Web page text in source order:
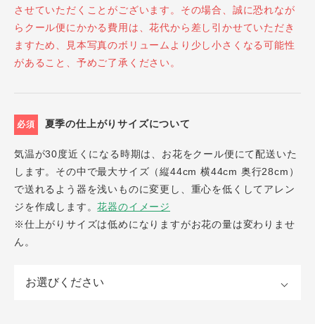
させていただくことがございます。その場合、誠に恐れなが
らクール便にかかる費用は、花代から差し引かせていただき
ますため、見本写真のボリュームより少し小さくなる可能性
があること、予めご了承ください。
必須 夏季の仕上がりサイズについて
気温が30度近くになる時期は、お花をクール便にて配送いた
します。その中で最大サイズ（縦44cm 横44cm 奥行28cm）
で送れるよう器を浅いものに変更し、重心を低くしてアレン
ジを作成します。花器のイメージ
※仕上がりサイズは低めになりますがお花の量は変わりませ
ん。